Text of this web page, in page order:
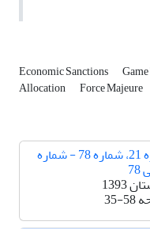
Economic Sanctions
Allocation Force Majeure
دوره 21، شماره 78 - شماره
1393
35-58